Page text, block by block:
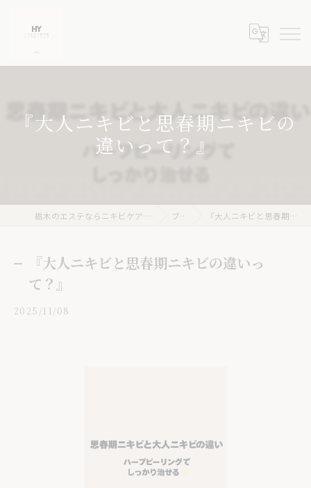
『大人ニキビと思春期ニキビの
違いって？』
栃木のエステならニキビケア専門店 ハーブピーリングHY ブログ 『大人ニキビと思春期ニキビの違いって？』
『大人ニキビと思春期ニキビの違いっ
て？』
2025/11/08